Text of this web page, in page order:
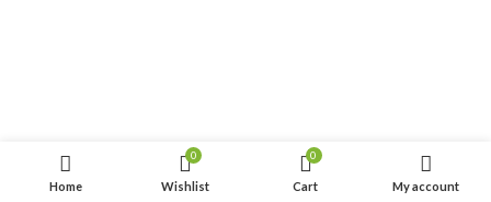
Home
0
Wishlist
0
Cart My account